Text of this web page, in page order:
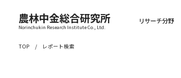
農林中金総合研究所
Norinchukin Research Institute Co., Ltd.
リサーチ分野
TOP レポート検索